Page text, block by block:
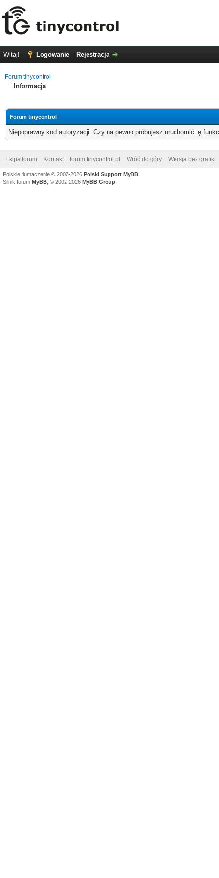
Witaj! Logowanie Rejestracja
Forum tinycontrol
Informacja
Forum tinycontrol
Niepoprawny kod autoryzacji. Czy na pewno próbujesz uruchomić tę
Ekipa forum Kontakt forum.tinycontrol.pl Wróć do góry Wersja bez grafiki
Polskie tłumaczenie © 2007-2026 Polski Support MyBB
Silnik forum MyBB , © 2002-2026 MyBB Group